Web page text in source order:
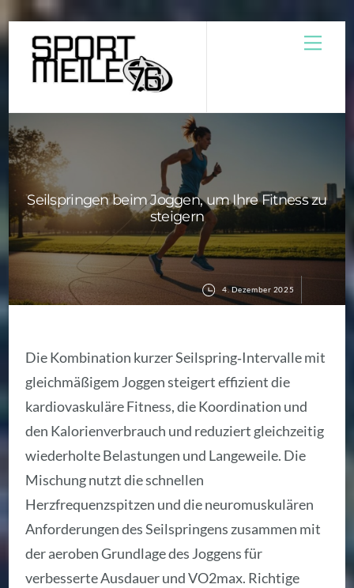
Skip
content
4. Dezember 2025
Seilspringen beim Joggen, um Ihre Fitness zu
steigern
Die Kombination kurzer Seilspring‑Intervalle mit
gleichmäßigem Joggen steigert effizient die
kardiovaskuläre Fitness, die Koordination und
den Kalorienverbrauch und reduziert gleichzeitig
wiederholte Belastungen und Langeweile. Die
Mischung nutzt die schnellen
Herzfrequenzspitzen und die neuromuskulären
Anforderungen des Seilspringens zusammen mit
der aeroben Grundlage des Joggens für
verbesserte Ausdauer und VO2max. Richtige